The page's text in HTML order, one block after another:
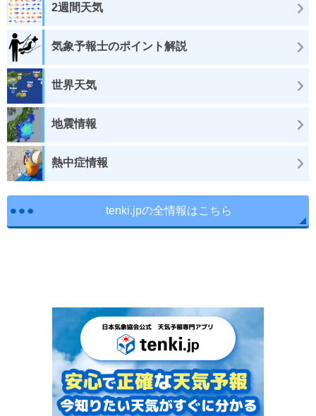
2週間天気
気象予報士のポイント解説
世界天気
地震情報
熱中症情報
tenki.jpの全情報はこちら